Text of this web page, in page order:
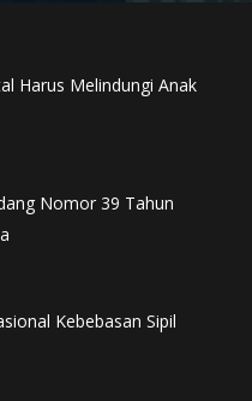
Harus Melindungi Anak
Nomor 39 Tahun
Kebebasan Sipil